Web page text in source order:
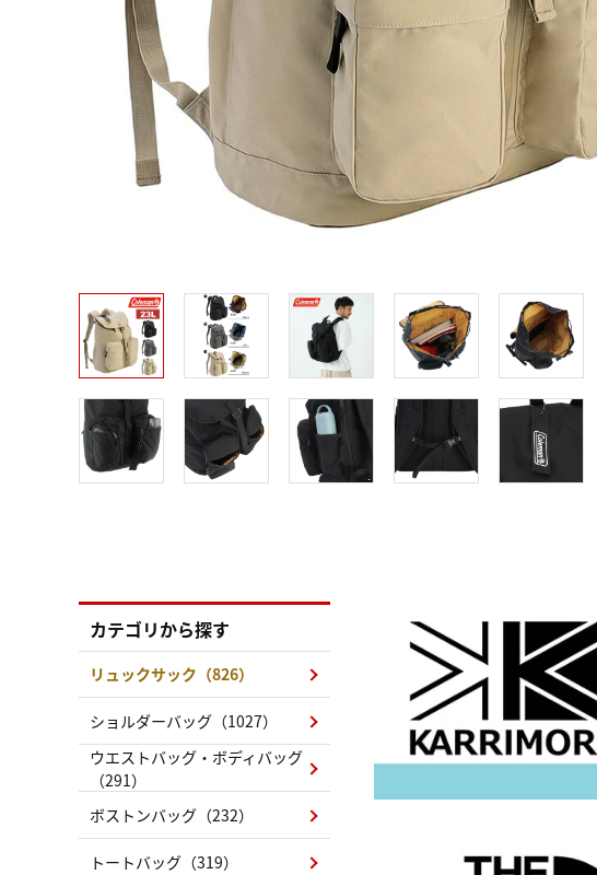
カテゴリから探す
リュックサック（826）
ショルダーバッグ（1027）
ウエストバッグ・ボディバッグ
（291）
ボストンバッグ（232）
トートバッグ（319）